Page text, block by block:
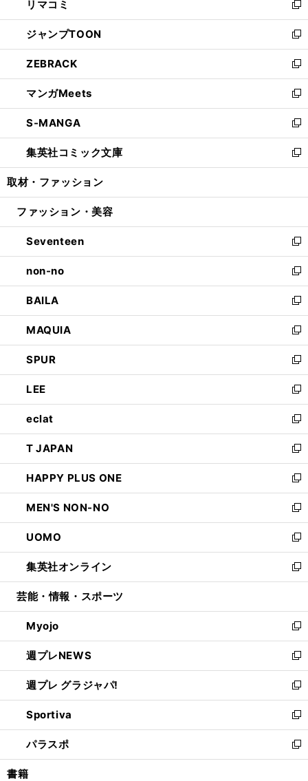
で
開
く
ド
ウ
で
開
く
ィ
ン
ド
ウ
で
開
く
い
ウ
ィ
ン
ド
ウ
で
開
く
リマコミ
新
し
い
ウ
ィ
ン
ド
ウ
で
開
く
ジャンプTOON
新
し
い
ウ
ィ
ン
ド
ウ
で
開
ZEBRACK
新
し
い
ウ
ィ
ン
ド
ウ
開
マンガMeets
新
し
い
ウ
ィ
ン
ウ
開
く
S-MANGA
新
し
い
ウ
ン
ウ
で
開
く
集英社コミック文庫
新
し
ウ
ン
ド
ウ
で
開
く
取材・ファッション
ファッション・美容
Seventeen
新
し
い
ウ
ィ
ン
ド
ウ
で
開
く
non-no
新
し
い
ウ
ィ
ン
ド
ウ
で
開
く
BAILA
新
し
い
ウ
ィ
ン
ド
ウ
で
開
く
MAQUIA
新
し
い
ウ
ィ
ン
ド
ウ
で
開
く
SPUR
新
し
い
ウ
ィ
ン
ド
ウ
で
開
く
LEE
新
し
い
ウ
ィ
ン
ド
ウ
で
開
く
eclat
新
し
い
ウ
ィ
ン
ド
ウ
で
開
く
T JAPAN
新
し
い
ウ
ィ
ン
ド
ウ
で
開
HAPPY PLUS ONE
新
し
い
ウ
ィ
ン
ド
ウ
開
く
MEN'S NON-NO
新
し
い
ウ
ィ
ン
ウ
で
開
く
UOMO
新
し
い
ウ
ン
ド
ウ
で
開
く
集英社オンライン
新
し
ウ
ィ
ン
ド
ウ
で
開
く
芸能・情報・スポーツ
Myojo
新
し
い
ウ
ィ
ン
ド
ウ
で
開
週プレNEWS
新
し
い
ウ
ィ
ン
ド
ウ
週プレ グラジャパ!
新
し
い
ウ
ィ
ン
Sportiva
新
し
い
ウ
パラスポ
新
し
書籍